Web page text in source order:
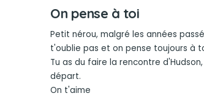
On pense à toi
Petit nérou, malgré les années
t'oublie pas et on pense toujours à
Tu as du faire la rencontre
départ.
On t'aime